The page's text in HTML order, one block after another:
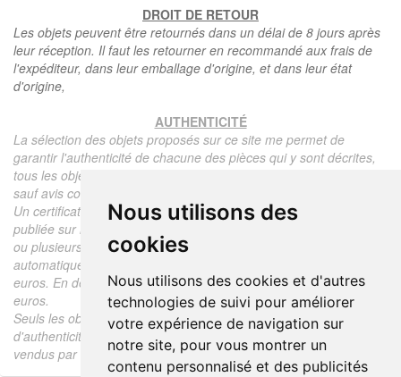
Nous utilisons des
cookies
Nous utilisons des cookies et d'autres
technologies de suivi pour améliorer
votre expérience de navigation sur
notre site, pour vous montrer un
contenu personnalisé et des publicités
DROIT DE RETOUR
Les objets peuvent être retournés dans un délai de 8 jours après
leur réception. Il faut les retourner en recommandé aux frais de
l'expéditeur, dans leur emballage d'origine, et dans leur état
d'origine,
AUTHENTICITÉ
La sélection des objets proposés sur ce site me permet de
garantir l'authenticité de chacune des pièces qui y sont décrites,
tous les objets proposés sont garantis d'époque et authentiques,
sauf avis contraire ou restriction dans la description.
Un certificat d'authenticité de l'objet reprenant la description
publiée sur le site, l'époque, le prix de vente, accompagné d'une
ou plusieurs photographies en couleurs est communiqué
automatiquement pour tout objet dont le prix est supérieur à 130
euros. En dessous de ce prix chaque certificat est facturé 5
euros.
Seuls les objets vendus par mes soins font l'objet d'un certificat
d'authenticité, je ne fais aucun rapport d'expertise pour les objets
vendus par des tiers (confrères ou collectionneurs).